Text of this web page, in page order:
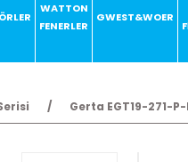
WATTON
FENERLER
GWEST&WOER
Gerta EGT19-271-